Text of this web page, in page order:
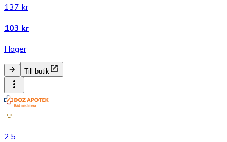
137 kr
103 kr
I lager
Till butik
2.5